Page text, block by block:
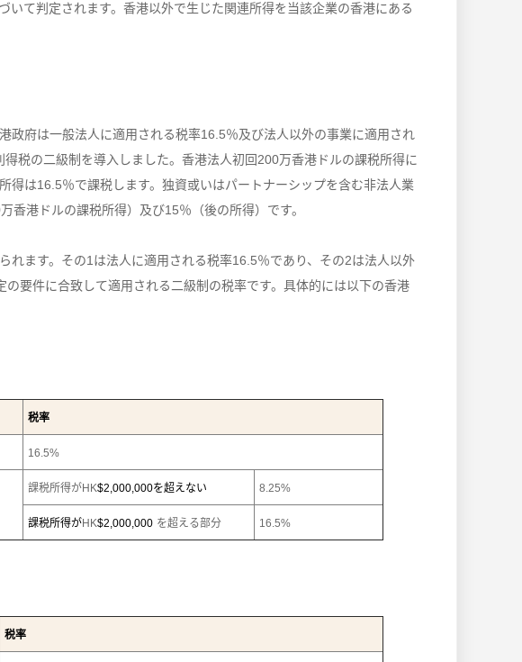
いて判定されます。香港以外で生じた関連所得を当該企業の香港にある
政府は一般法人に適用される税率16.5％及び法人以外の事業に適用され
税の二級制を導入しました。香港法人初回200万香港ドルの課税所得に
得は16.5％で課税します。独資或いはパートナーシップを含む非法人業
港ドルの課税所得）及び15％（後の所得）です。
れます。その1は法人に適用される税率16.5％であり、その2は法人以外
要件に合致して適用される二級制の税率です。具体的には以下の香港
税率
16.5%
課税所得がHK$2,000,000を超えない 8.25%
課税所得がHK$2,000,000 を超える部分 16.5%
税率